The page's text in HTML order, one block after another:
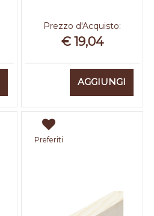
Prezzo d'Acquisto:
€ 19,04
AGGIUNGI
Preferiti